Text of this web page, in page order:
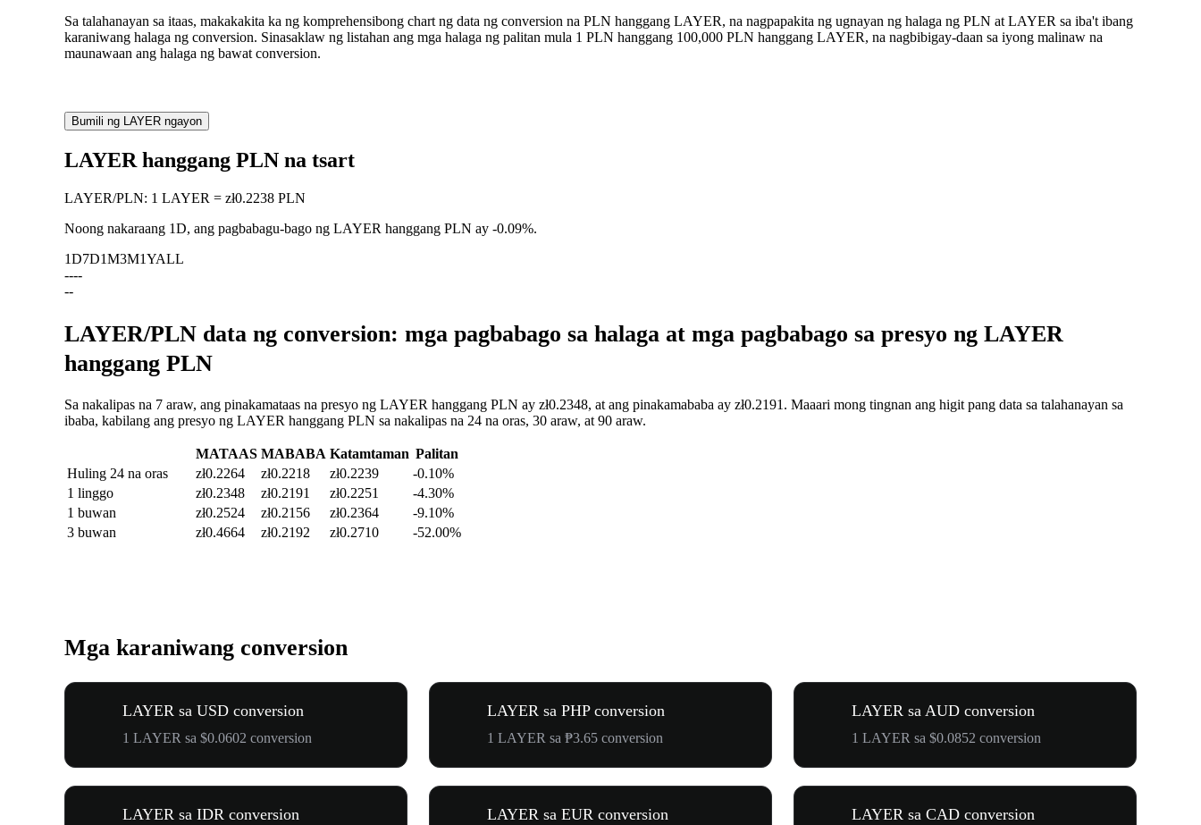
Sa talahanayan sa itaas, makakakita ka ng komprehensibong chart ng data ng conversion na PLN hanggang LAYER, na nagpapakita ng ugnayan ng halaga ng PLN at LAYER sa iba't ibang
karaniwang halaga ng conversion. Sinasaklaw ng listahan ang mga halaga ng palitan mula 1 PLN hanggang 100,000 PLN hanggang LAYER, na nagbibigay-daan sa iyong malinaw na
maunawaan ang halaga ng bawat conversion.
Bumili ng LAYER ngayon
LAYER hanggang PLN na tsart
LAYER/PLN: 1 LAYER = zł0.2238 PLN
Noong nakaraang 1D, ang pagbabagu-bago ng LAYER hanggang PLN ay -0.09%.
1D7D1M3M1YALL
----
--
LAYER/PLN data ng conversion: mga pagbabago sa halaga at mga pagbabago sa presyo ng LAYER
hanggang PLN
Sa nakalipas na 7 araw, ang pinakamataas na presyo ng LAYER hanggang PLN ay zł0.2348, at ang pinakamababa ay zł0.2191. Maaari mong tingnan ang higit pang data sa talahanayan sa
ibaba, kabilang ang presyo ng LAYER hanggang PLN sa nakalipas na 24 na oras, 30 araw, at 90 araw.
MATAAS MABABA Katamtaman Palitan
Huling 24 na oras
zł0.2264 zł0.2218 zł0.2239
-0.10%
1 linggo
zł0.2348 zł0.2191 zł0.2251
-4.30%
1 buwan
zł0.2524 zł0.2156 zł0.2364
-9.10%
3 buwan
zł0.4664 zł0.2192 zł0.2710 -52.00%
Mga karaniwang conversion
LAYER sa USD conversion
1 LAYER sa $0.0602 conversion
LAYER sa PHP conversion
1 LAYER sa ₱3.65 conversion
LAYER sa AUD conversion
1 LAYER sa $0.0852 conversion
LAYER sa IDR conversion LAYER sa EUR conversion LAYER sa CAD conversion